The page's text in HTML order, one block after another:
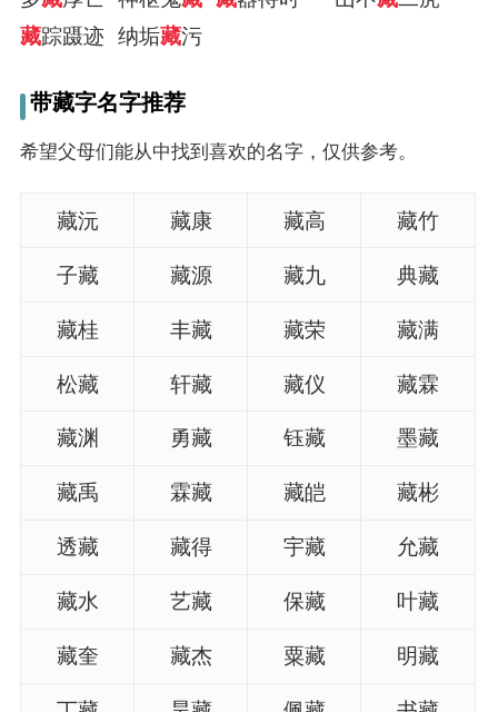
藏踪蹑迹 纳垢藏污
带藏字名字推荐
希望父母们能从中找到喜欢的名字，仅供参考。
藏沅 藏康 藏高 藏竹
子藏 藏源 藏九 典藏
藏桂 丰藏 藏荣 藏满
松藏 轩藏 藏仪 藏霖
藏渊 勇藏 钰藏 墨藏
藏禹 霖藏 藏皑 藏彬
透藏 藏得 宇藏 允藏
藏水 艺藏 保藏 叶藏
藏奎 藏杰 粟藏 明藏